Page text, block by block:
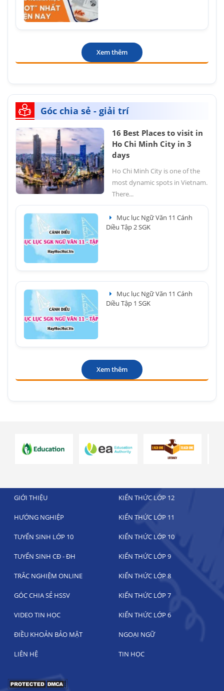
Xem thêm
Góc chia sẻ - giải trí
16 Best Places to visit in
Ho Chi Minh City in 3
days
Ho Chi Minh City is one of the
most dynamic spots in Vietnam.
There...
Mục lục Ngữ Văn 11 Cánh
Diều Tập 2 SGK
Mục lục Ngữ Văn 11 Cánh
Diều Tập 1 SGK
Xem thêm
GIỚI THIỆU KIẾN THỨC LỚP 12
HƯỚNG NGHIỆP KIẾN THỨC LỚP 11
TUYỂN SINH LỚP 10 KIẾN THỨC LỚP 10
TUYỂN SINH CĐ - ĐH KIẾN THỨC LỚP 9
TRẮC NGHIỆM ONLINE KIẾN THỨC LỚP 8
GÓC CHIA SẺ HSSV KIẾN THỨC LỚP 7
VIDEO TIN HỌC KIẾN THỨC LỚP 6
ĐIỀU KHOẢN BẢO MẬT NGOẠI NGỮ
LIÊN HỆ TIN HỌC